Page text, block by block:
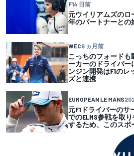
F14 日前
元ウイリアムズの
年のパートナーとの
WEC6 ヵ月前
こっちのフォード
ーカーのドライバ
ンジン開発はF1の
ズと連携
EUROPEAN LE MANS
元F1ドライバーのサ
でのELMS参戦を取
するため、このスポ